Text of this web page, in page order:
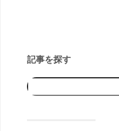
記事を探す